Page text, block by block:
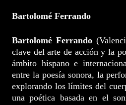
Bartolomé Ferrando
Bartolomé Ferrando
clave del arte de acción y la
ámbito hispano e
entre la poesía sonora, la
explorando los límites del
una poética basada en el